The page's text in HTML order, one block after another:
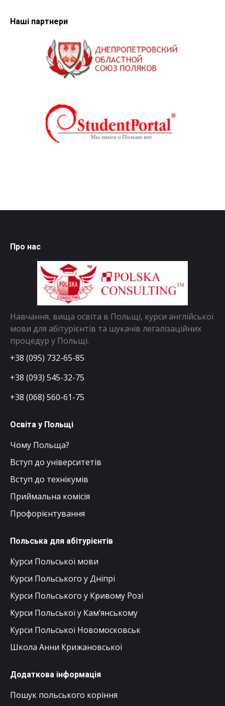
Наші партнери
Про нас
Навчання, вища освіта в Польщі, курси англійської
мови для абітурієнтів та шукачів легалізаційних
процедур у Польщі.
+38 (095) 732-65-85
+38 (093) 545-32-75
+38 (068) 560-61-75
Освіта у Польщі
Чому Польща?
Вступ до університетів
Вступ до технікумів
Приймальна комісія
Профорієнтування
Польська для абітурієнтів
Курси Польської мови
Курси Польського у Дніпрі
Курси Польського у Кривому Розі
Курси Польської у Кам’янському
Курси Польської Новомосковськ
Школа Анни Крижановської
Додаткова інформація
Пошук польського коріння